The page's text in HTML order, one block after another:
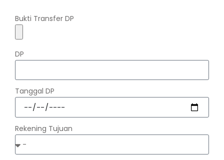
Bukti Transfer DP
DP
Tanggal DP
Rekening Tujuan